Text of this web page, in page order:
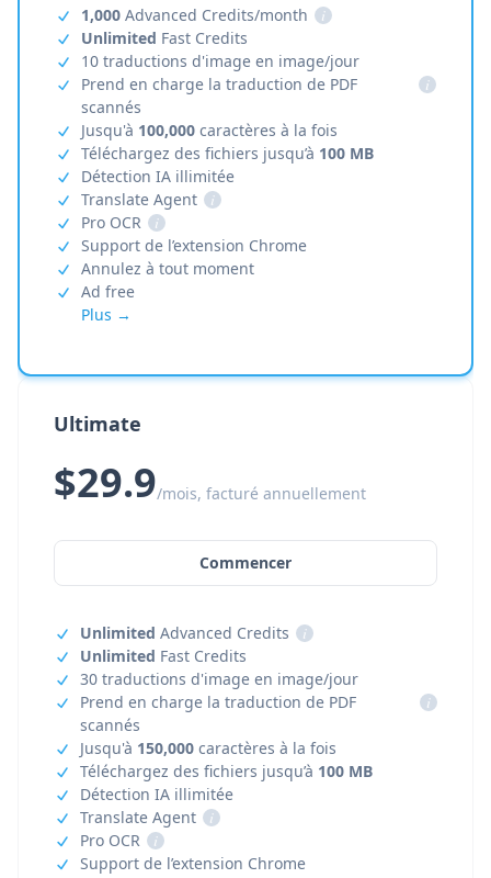
1,000 Advanced Credits/month
i
Unlimited Fast Credits
10 traductions d'image en image/jour
Prend en charge la traduction de PDF
scannés
i
Jusqu'à 100,000 caractères à la fois
Téléchargez des fichiers jusqu’à 100 MB
Détection IA illimitée
Translate Agent
i
Pro OCR
i
Support de l’extension Chrome
Annulez à tout moment
Ad free
Plus →
Ultimate
$29.9/mois, facturé annuellement
Commencer
Unlimited Advanced Credits
i
Unlimited Fast Credits
30 traductions d'image en image/jour
Prend en charge la traduction de PDF
scannés
i
Jusqu'à 150,000 caractères à la fois
Téléchargez des fichiers jusqu’à 100 MB
Détection IA illimitée
Translate Agent
i
Pro OCR
i
Support de l’extension Chrome